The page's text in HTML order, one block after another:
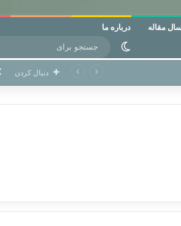
مقاله درباره ما
تغییر پوسته
دنبال کردن